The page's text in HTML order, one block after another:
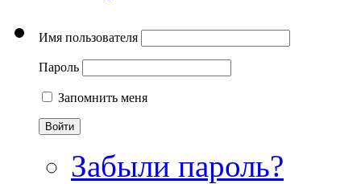
Имя пользователя
Пароль
Запомнить меня
Забыли пароль?